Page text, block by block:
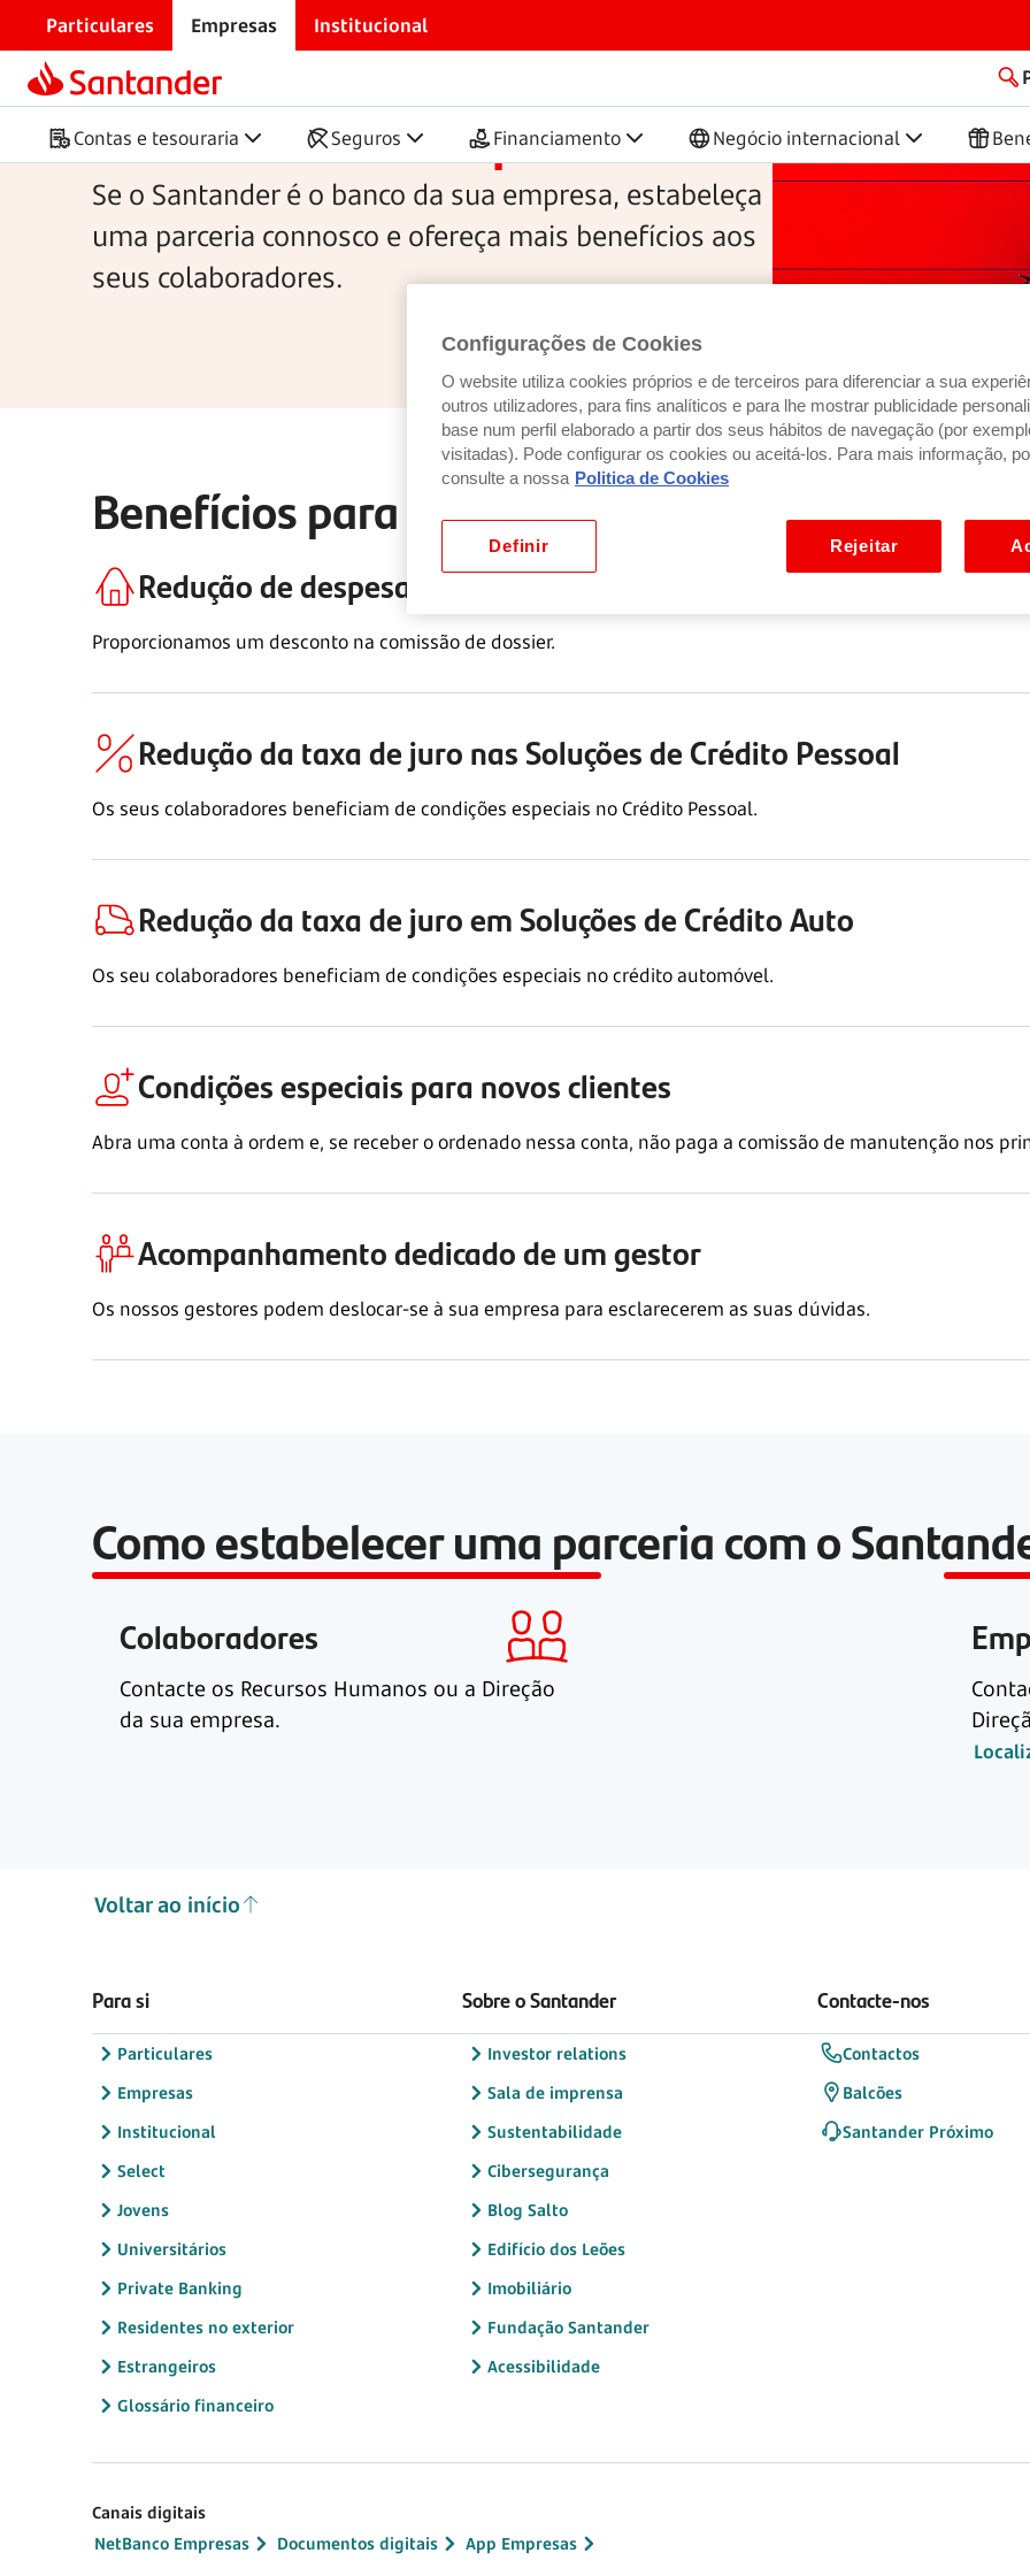
Particulares Empresas Institucional
Contas e tesouraria Seguros Financiamento Negócio internacional
Início Benefícios para colaboradores
Parcerias com empresas
Se o Santander é o banco da sua empresa, estabeleça
uma parceria connosco e ofereça mais benefícios aos
seus colaboradores.
Benefícios para os colaboradores
Redução de despesas no pedido de Soluções de Crédito Habitação
Proporcionamos um desconto na comissão de dossier.
Redução da taxa de juro nas Soluções de Crédito Pessoal
Os seus colaboradores beneficiam de condições especiais no Crédito Pessoal.
Redução da taxa de juro em Soluções de Crédito Auto
Os seu colaboradores beneficiam de condições especiais no crédito automóvel.
Condições especiais para novos clientes
Abra uma conta à ordem e, se receber o ordenado nessa conta, não paga a comissão de manutenção nos
Acompanhamento dedicado de um gestor
Os nossos gestores podem deslocar-se à sua empresa para esclarecerem as suas dúvidas.
Como estabelecer uma parceria com o
Colaboradores
Contacte os Recursos Humanos ou a Direção
da sua empresa.
Voltar ao início
Para si
Particulares
Empresas
Institucional
Select
Jovens
Universitários
Private Banking
Residentes no exterior
Estrangeiros
Glossário financeiro
Sobre o Santander
Investor relations
Sala de imprensa
Sustentabilidade
Cibersegurança
Blog Salto
Edifício dos Leões
Imobiliário
Fundação Santander
Acessibilidade
Contacte-nos
Contactos
Balcões
Santander Próximo
Canais digitais
NetBanco Empresas
Documentos digitais App Empresas
Configurações de Cookies
O website utiliza cookies próprios e de terceiros para diferenciar a sua
outros utilizadores, para fins analíticos e para lhe mostrar publicidade
base num perfil elaborado a partir dos seus hábitos de navegação (por
visitadas). Pode configurar os cookies ou aceitá-los. Para mais informação,
consulte a nossa Politica de Cookies
Definir Rejeitar